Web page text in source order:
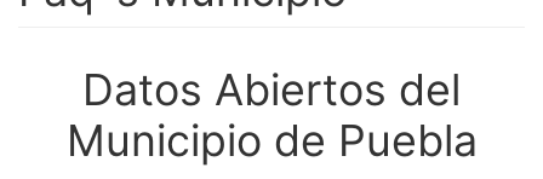
Datos Abiertos del
Municipio de Puebla